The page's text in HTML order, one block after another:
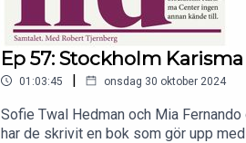
Ep 57: Stockholm
01:03:45 | onsdag 30 oktober 2024
Sofie Twal Hedman och Mia
har de skrivit en bok som gör upp